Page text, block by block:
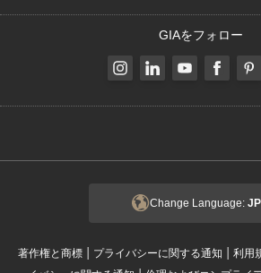
GIAをフォロー
Change Language: JP
著作権と商標 | プライバシーに関する通知 | 利用